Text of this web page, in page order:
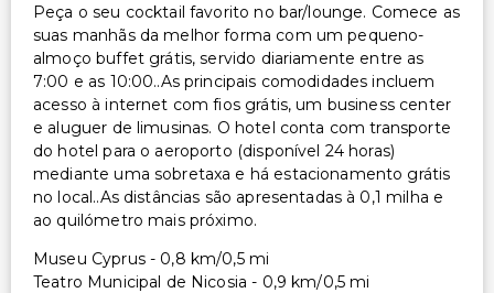
Peça o seu cocktail favorito no bar/lounge. Comece as
suas manhãs da melhor forma com um pequeno-
almoço buffet grátis, servido diariamente entre as
7:00 e as 10:00..As principais comodidades incluem
acesso à internet com fios grátis, um business center
e aluguer de limusinas. O hotel conta com transporte
do hotel para o aeroporto (disponível 24 horas)
mediante uma sobretaxa e há estacionamento grátis
no local..As distâncias são apresentadas à 0,1 milha e
ao quilómetro mais próximo.
Museu Cyprus - 0,8 km/0,5 mi
Teatro Municipal de Nicosia - 0,9 km/0,5 mi